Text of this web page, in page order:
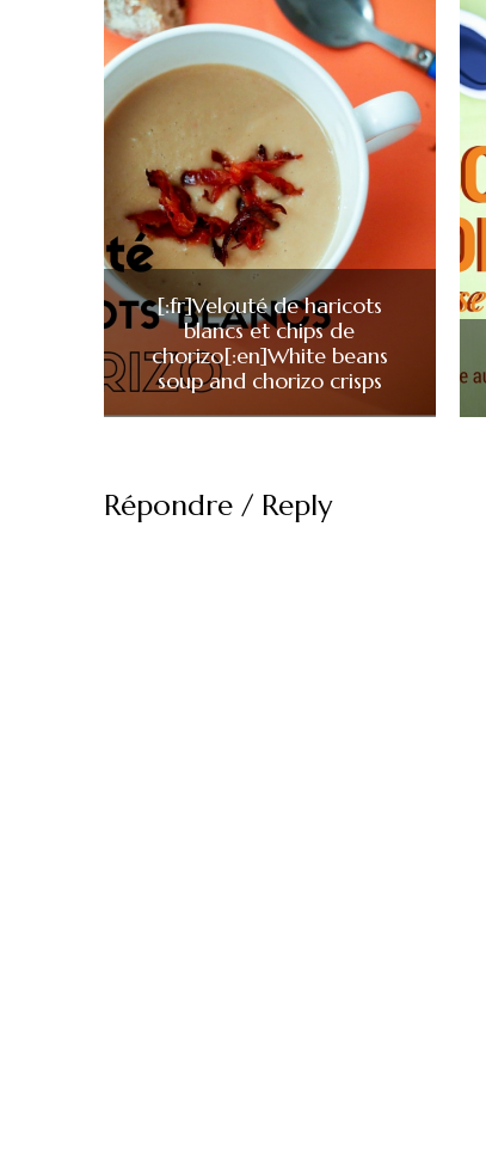
[:fr]Velouté de haricots
blancs et chips de
chorizo[:en]White beans
soup and chorizo crisps
Répondre / Reply